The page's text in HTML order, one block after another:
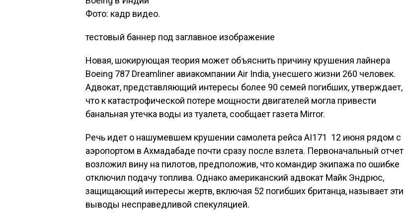
Фото: кадр видео.
тестовый баннер под заглавное изображение
Новая, шокирующая теория может объяснить причину крушения лайнера
Boeing 787 Dreamliner авиакомпании Air India, унесшего жизни 260 человек.
Адвокат, представляющий интересы более 90 семей погибших, утверждает,
что к катастрофической потере мощности двигателей могла привести
банальная утечка воды из туалета, сообщает газета Mirror.
Речь идет о нашумевшем крушении самолета рейса AI171 12 июня рядом с
аэропортом в Ахмадабаде почти сразу после взлета. Первоначальный отчет
возложил вину на пилотов, предположив, что командир экипажа по ошибке
отключил подачу топлива. Однако американский адвокат Майк Эндрюс,
защищающий интересы жертв, включая 52 погибших британца, называет эти
выводы несправедливой спекуляцией.